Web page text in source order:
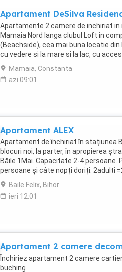
Apartament DeSilva
Apartamente 2 camere de inchiriat
Mamaia Nord langa clubul Loft in
(Beachside), cea mai buna locatie
cu vedere si la mare si la lac, cu
hotelului Opera si Crowne ...
Mamaia, Constanta
azi 09:01
Apartament ALEX
Apartament de închiriat în stațiunea
blocuri noi, la parter, în apropierea
Băile 1Mai. Capacitate 2-4
persoane și câte nopți doriți. 2adulti
250ron noapte 3adulti-270lei ...
Baile Felix, Bihor
ieri 12:01
Apartament 2 camere
Închiriez apartament 2 camere
buching